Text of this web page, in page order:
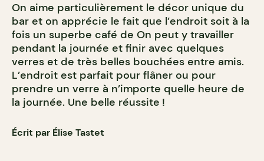
On aime particulièrement le décor unique du
bar et on apprécie le fait que l’endroit soit à la
fois un superbe café de On peut y travailler
pendant la journée et finir avec quelques
verres et de très belles bouchées entre amis.
L’endroit est parfait pour flâner ou pour
prendre un verre à n’importe quelle heure de
la journée. Une belle réussite !
Écrit par Élise Tastet